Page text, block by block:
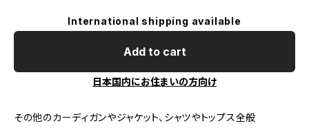
International shipping available
Add to cart
日本国内にお住まいの方向け
その他のカーディガンやジャケット、シャツやトップス全般